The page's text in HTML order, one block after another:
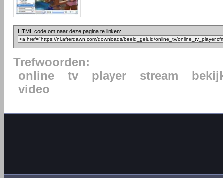
HTML code om naar deze pagina te linken:
Trefwoorden:
online
tv player stream
video